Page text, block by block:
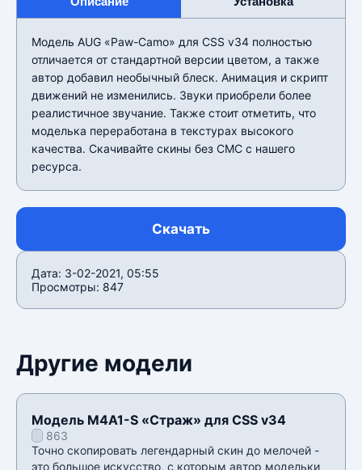
Модель AUG «Paw-Camo» для CSS v34 полностью
отличается от стандартной версии цветом, а также
автор добавил необычный блеск. Анимация и скрипт
движений не изменились. Звуки приобрели более
реалистичное звучание. Также стоит отметить, что
моделька переработана в текстурах высокого
качества. Скачивайте скины без СМС с нашего
ресурса.
Скачать
Дата: 3-02-2021, 05:55
Просмотры: 847
Другие модели
Модель M4A1-S «Страж» для CSS v34
863
Точно скопировать легендарный скин до мелочей -
это большое искусство, с которым автор модельки